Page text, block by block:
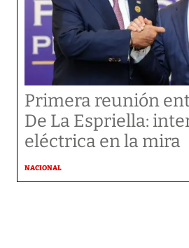
Primera reunión
De La Espriella:
eléctrica en la mira
NACIONAL